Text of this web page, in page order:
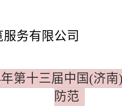
务有限公司
年第十三届中国(济
防范